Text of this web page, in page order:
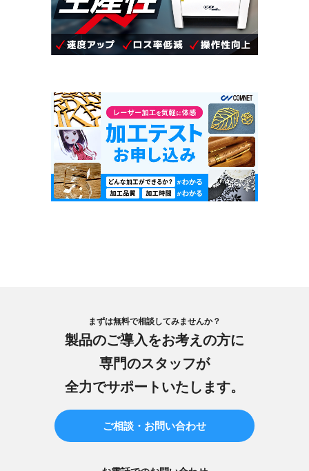
まずは無料で相談してみませんか？
製品のご導入をお考えの方に
専門のスタッフが
全力でサポートいたします。
ご相談・お問い合わせ